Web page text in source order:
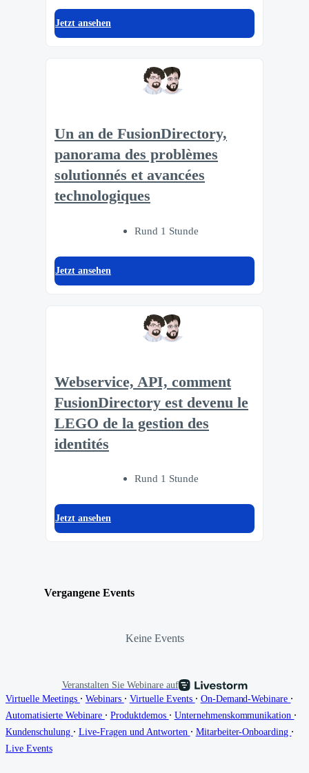
Jetzt ansehen
Un an de FusionDirectory,
panorama des problèmes
solutionnés et avancées
technologiques
Rund 1 Stunde
Jetzt ansehen
Webservice, API, comment
FusionDirectory est devenu le
LEGO de la gestion des
identités
Rund 1 Stunde
Jetzt ansehen
Vergangene Events
Keine Events
Veranstalten Sie Webinare auf
Virtuelle Meetings ∙ Webinars ∙ Virtuelle Events ∙ On-Demand-Webinare ∙
Automatisierte Webinare ∙ Produktdemos ∙ Unternehmenskommunikation ∙
Kundenschulung ∙ Live-Fragen und Antworten ∙ Mitarbeiter-Onboarding ∙
Live Events